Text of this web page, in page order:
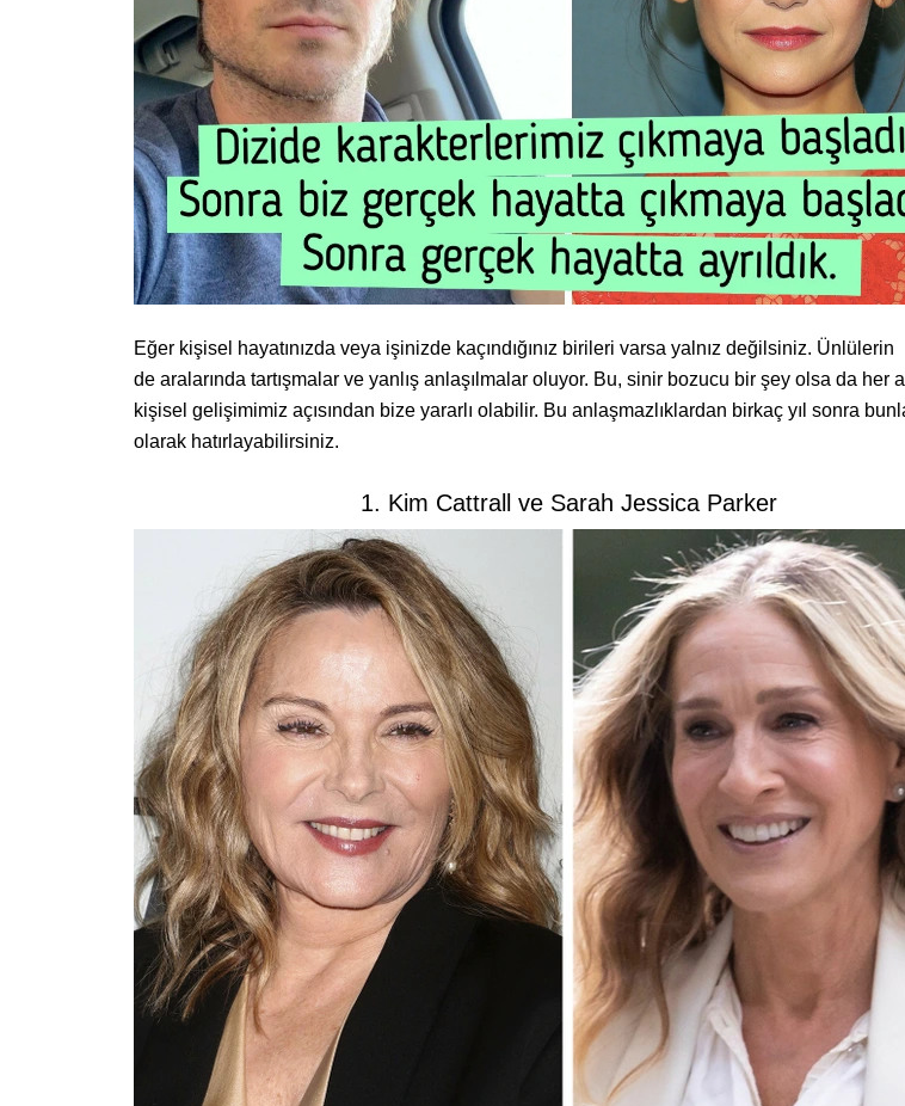
Eğer kişisel hayatınızda veya işinizde kaçındığınız birileri varsa yalnız değilsiniz. Ünlülerin
de aralarında tartışmalar ve yanlış anlaşılmalar oluyor. Bu, sinir bozucu bir şey olsa da her
kişisel gelişimimiz açısından bize yararlı olabilir. Bu anlaşmazlıklardan birkaç yıl sonra
olarak hatırlayabilirsiniz.
1. Kim Cattrall ve Sarah Jessica Parker